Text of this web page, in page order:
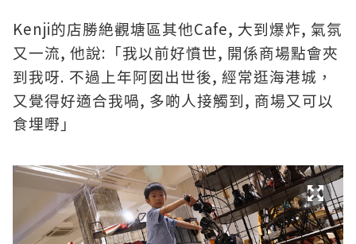
Kenji的店勝絶觀塘區其他Cafe, 大到爆炸, 氣氛
又一流, 他說: 「我以前好憤世, 開係商場點會夾
到我呀. 不過上年阿囡出世後, 經常逛海港城，
又覺得好適合我喎, 多啲人接觸到 , 商場又可以
食埋嘢」